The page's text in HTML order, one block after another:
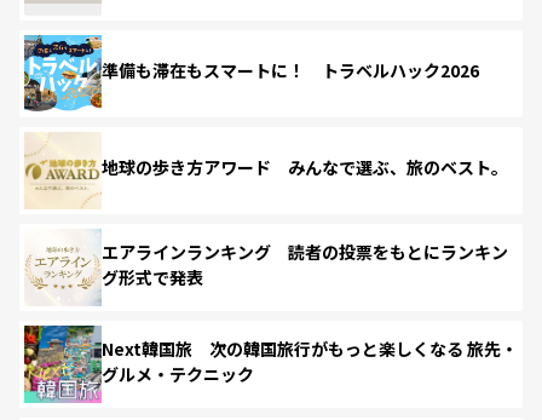
準備も滞在もスマートに！ トラベルハック2026
地球の歩き方アワード みんなで選ぶ、旅のベスト。
エアラインランキング 読者の投票をもとにランキン
グ形式で発表
Next韓国旅 次の韓国旅行がもっと楽しくなる 旅先・
グルメ・テクニック